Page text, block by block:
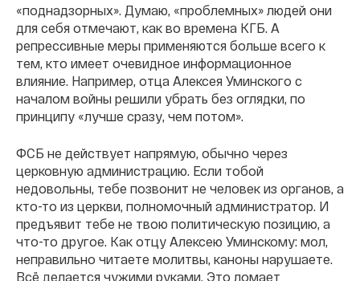
«поднадзорных». Думаю, «проблемных» людей они
для себя отмечают, как во времена КГБ. А
репрессивные меры применяются больше всего к
тем, кто имеет очевидное информационное
влияние. Например, отца Алексея Уминского с
началом войны решили убрать без оглядки, по
принципу «лучше сразу, чем потом».
ФСБ не действует напрямую, обычно через
церковную администрацию. Если тобой
недовольны, тебе позвонит не человек из органов, а
кто-то из церкви, полномочный администратор. И
предъявит тебе не твою политическую позицию, а
что-то другое. Как отцу Алексею Уминскому: мол,
неправильно читаете молитвы, каноны нарушаете.
Всё делается чужими руками. Это ломает